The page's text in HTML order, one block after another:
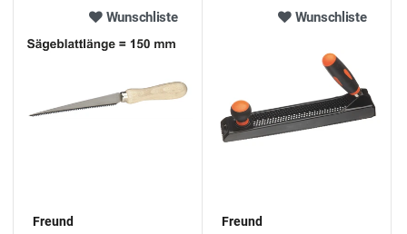
Wunschliste
Freund
Wunschliste
Freund